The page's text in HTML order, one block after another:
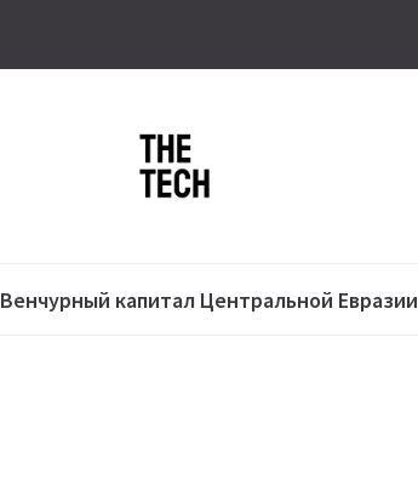
Венчурный капитал Центральной Евразии